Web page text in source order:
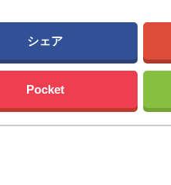
シェア
Pocket